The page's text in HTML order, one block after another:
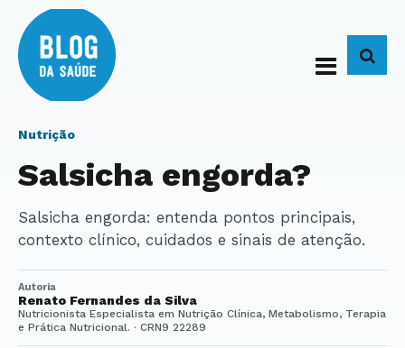
Nutrição
Salsicha engorda?
Salsicha engorda: entenda pontos principais,
contexto clínico, cuidados e sinais de atenção.
Autoria
Renato Fernandes da Silva
Nutricionista Especialista em Nutrição Clínica, Metabolismo, Terapia
e Prática Nutricional. · CRN9 22289